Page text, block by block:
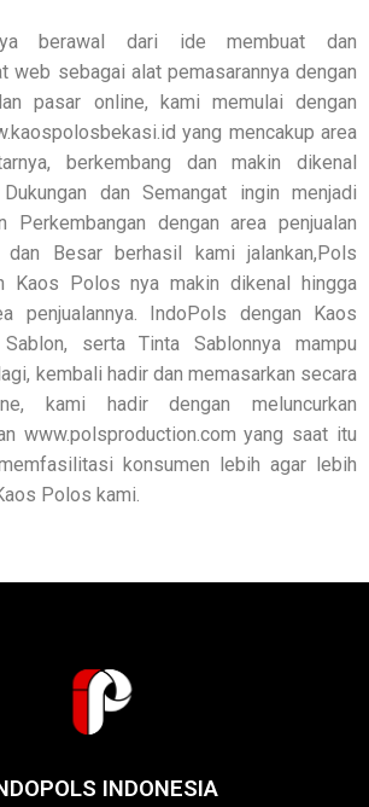
berawal dari ide membuat dan
web sebagai alat pemasarannya dengan
pasar online, kami memulai dengan
yang mencakup area
berkembang dan makin dikenal
dan Semangat ingin menjadi
Perkembangan dengan area penjualan
Besar berhasil kami jalankan,Pols
Kaos Polos nya makin dikenal hingga
penjualannya. IndoPols dengan Kaos
serta Tinta Sablonnya mampu
kembali hadir dan memasarkan secara
kami hadir dengan meluncurkan
www.polsproduction.com yang saat itu
konsumen lebih agar lebih
Polos kami.
INDONESIA